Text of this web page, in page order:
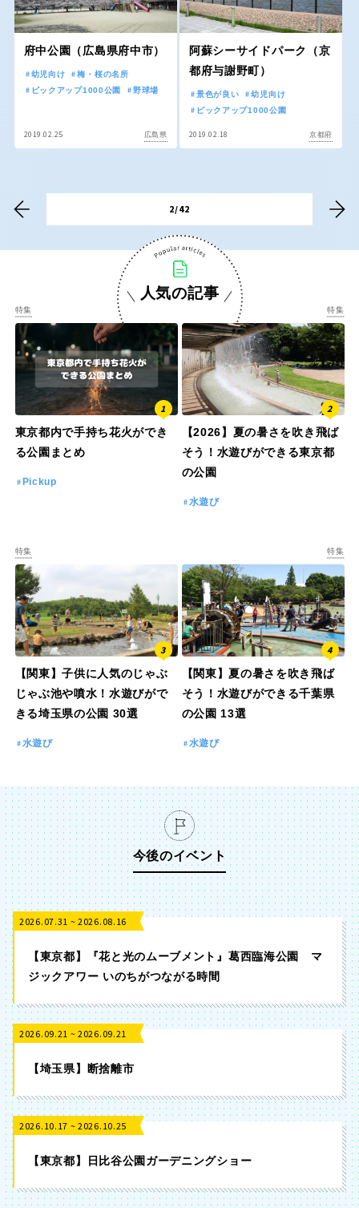
愛媛
高知
鹿児島 沖縄
特徴で探す
府中公園（広島県府中市）
幼児向け
梅・桜の名所
ピックアップ1000公園
野球場
2019.02.25 広島県
阿蘇シーサイドパーク（京
都府与謝野町）
景色が良い
幼児向け
ピックアップ1000公園
2019.02.18 京都府
2/42
人気の記事
特集
東京都内で手持ち花火ができ
る公園まとめ
Pickup
特集
【2026】夏の暑さを吹き飛ば
そう！水遊びができる東京都
の公園
水遊び
特集
【関東】子供に人気のじゃぶ
じゃぶ池や噴水！水遊びがで
きる埼玉県の公園 30選
水遊び
特集
【関東】夏の暑さを吹き飛ば
そう！水遊びができる千葉県
の公園 13選
水遊び
今後のイベント
2026.07.31 ~ 2026.08.16
【東京都】『花と光のムーブメント』葛西臨海公園 マ
ジックアワー いのちがつながる時間
2026.09.21 ~ 2026.09.21
【埼玉県】断捨離市
2026.10.17 ~ 2026.10.25
【東京都】日比谷公園ガーデニングショー